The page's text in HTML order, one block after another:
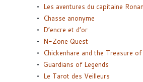
Les aventures du capitaine Ronan
Chasse anonyme
D’encre et d’or
N-Zone Quest
Chickenhare and the Treasure
Guardians of Legends
Le Tarot des Veilleurs